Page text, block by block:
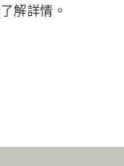
解詳情。